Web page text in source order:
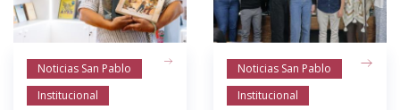
Noticias San Pablo
Institucional
Noticias San Pablo
Institucional